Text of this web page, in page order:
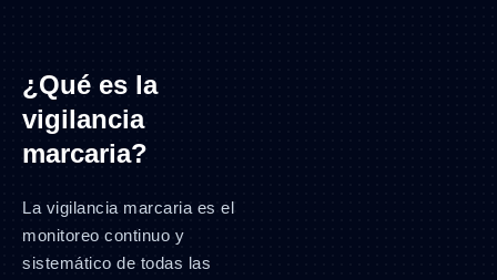
¿Qué es la
vigilancia
marcaria?
La vigilancia marcaria es el
monitoreo continuo y
sistemático de todas las